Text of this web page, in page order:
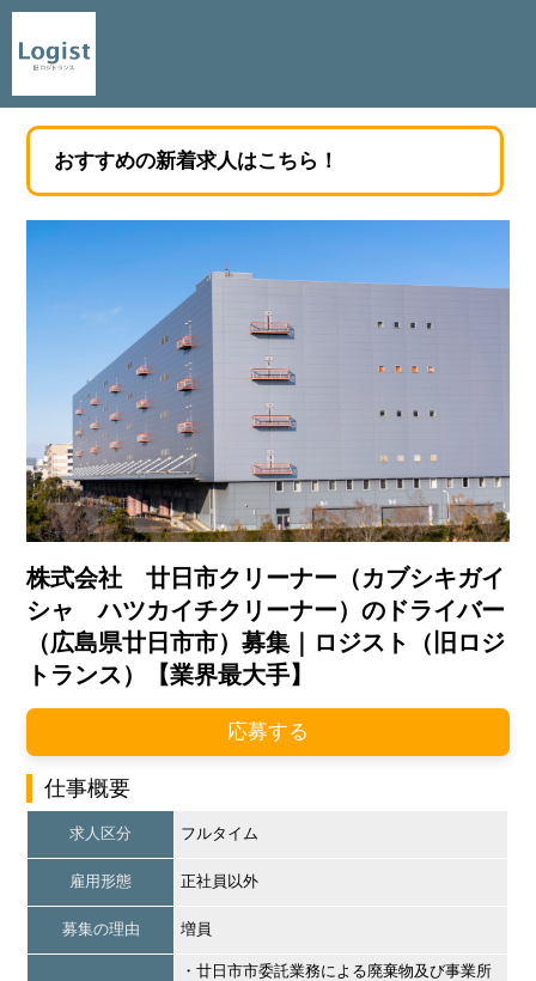
おすすめの新着求人はこちら！
株式会社 廿日市クリーナー（カブシキガイ
シャ ハツカイチクリーナー）のドライバー
（広島県廿日市市）募集｜ロジスト（旧ロジ
トランス）【業界最大手】
応募する
仕事概要
求人区分 フルタイム
雇用形態 正社員以外
募集の理由 増員
・廿日市市委託業務による廃棄物及び事業所